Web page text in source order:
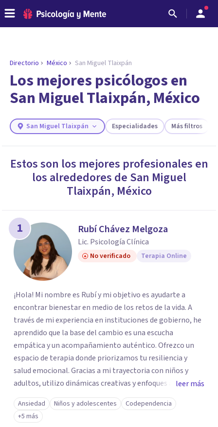
ENCONTRAR MI TERAPEUTA
¿Necesitas ayuda para encontrar el
psicólogo adecuado?
Responde a unas breves preguntas y te ofreceremos
necesidades.
Directorio México San Miguel Tlaixpán
Los mejores psicólogos en
San Miguel Tlaixpán, México
San Miguel Tlaixpán Especialidades Más filtros
Estos son los mejores profesionales en
los alrededores de San Miguel
Tlaixpán, México
1 Rubí Chávez Melgoza
Lic. Psicología Clínica
No verificado Terapia Online
¡Hola! Mi nombre es Rubí y mi objetivo es ayudarte a
encontrar bienestar en medio de los retos de la vida. A
través de mi experiencia en instituciones de gobierno, he
aprendido que la base del cambio es una escucha
empática y un acompañamiento auténtico. ​Ofrezco un
espacio de terapia donde priorizamos tu resiliencia y
salud emocional. Gracias a mi trayectoria con niños y
adultos, utilizo dinámicas creativas y enfoques adaptados
a tus necesidades específicas. Estoy aquí para escucharte
y brindarte las herramientas necesarias para fortalecer
tu paz mental.
leer más
Ansiedad Niños y adolescentes
Codependencia
+5 más